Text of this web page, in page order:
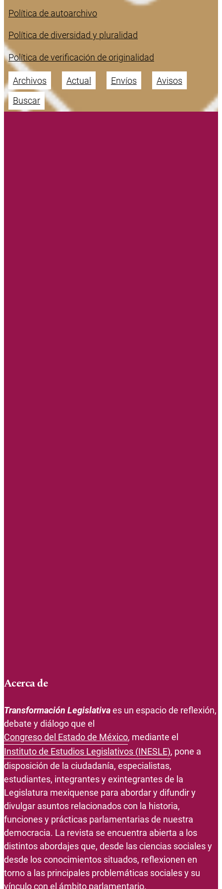
Política de autoarchivo
Política de diversidad y pluralidad
Política de verificación de originalidad
Archivos Actual Envíos
Avisos
Buscar
Acerca de
Transformación Legislativaes un espacio de reflexión,
debate y diálogo que el
Congreso del Estado de México, mediante el
Instituto de Estudios Legislativos (INESLE), pone a
disposición de la ciudadanía, especialistas,
estudiantes, integrantes y exintegrantes de la
Legislatura mexiquense para abordar y difundir y
divulgar asuntos relacionados con la historia,
funciones y prácticas parlamentarias de nuestra
democracia. La revista se encuentra abierta a los
distintos abordajes que, desde las ciencias sociales y
desde los conocimientos situados, reflexionen en
torno a las principales problemáticas sociales y su
vínculo con el ámbito parlamentario.